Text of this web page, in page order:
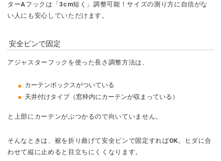
ターAフックは「3cm短く」調整可能！サイズの測り方に自信がな
い人にも安心していただけます。
安全ピンで固定
アジャスターフックを使った長さ調整方法は、
カーテンボックスがついている
天井付けタイプ（窓枠内にカーテンが収まっている）
と上部にカーテンがぶつかるので向いていません。
そんなときは、裾を折り曲げて安全ピンで固定すればOK。ヒダに合
わせて縦に止めると目立ちにくくなります。